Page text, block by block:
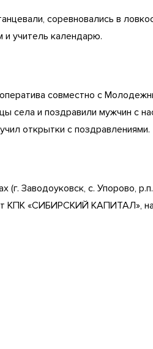
соревновались в
и учитель календарю.
совместно с
села и поздравили мужчин с
открытки с поздравлениями.
(г. Заводоуковск, с. Упорово,
КПК «СИБИРСКИЙ КАПИТАЛ»,